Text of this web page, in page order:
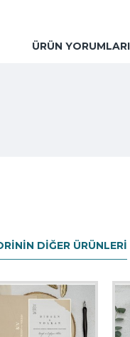
ÜRÜN YORUMLARI
DIĞER ÜRÜNLERI